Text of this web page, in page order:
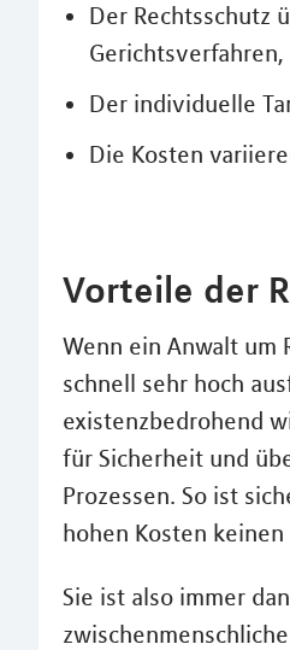
Der Rechtsschutz
Der individuelle
Die Kosten
Vorteile der
Wenn ein Anwalt um
schnell sehr hoch
existenzbedrohend
für Sicherheit und
Prozessen. So ist
hohen Kosten
Sie ist also immer